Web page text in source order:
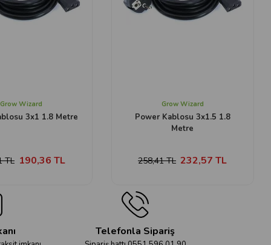
Grow Wizard
3x1 1.8 Metre
190,36 TL
TL
Grow Wizard
Power Kablosu 3x1.5 1.8
Metre
232,57 TL
258,41 TL
Telefonla Sipariş